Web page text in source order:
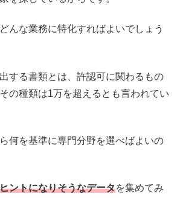
んな業務に特化すればよいでしょう
する書類とは、許認可に関わるもの
の種類は1万を超えるとも言われてい
何を基準に専門分野を選べばよいの
ヒントになりそうなデータを集めてみ